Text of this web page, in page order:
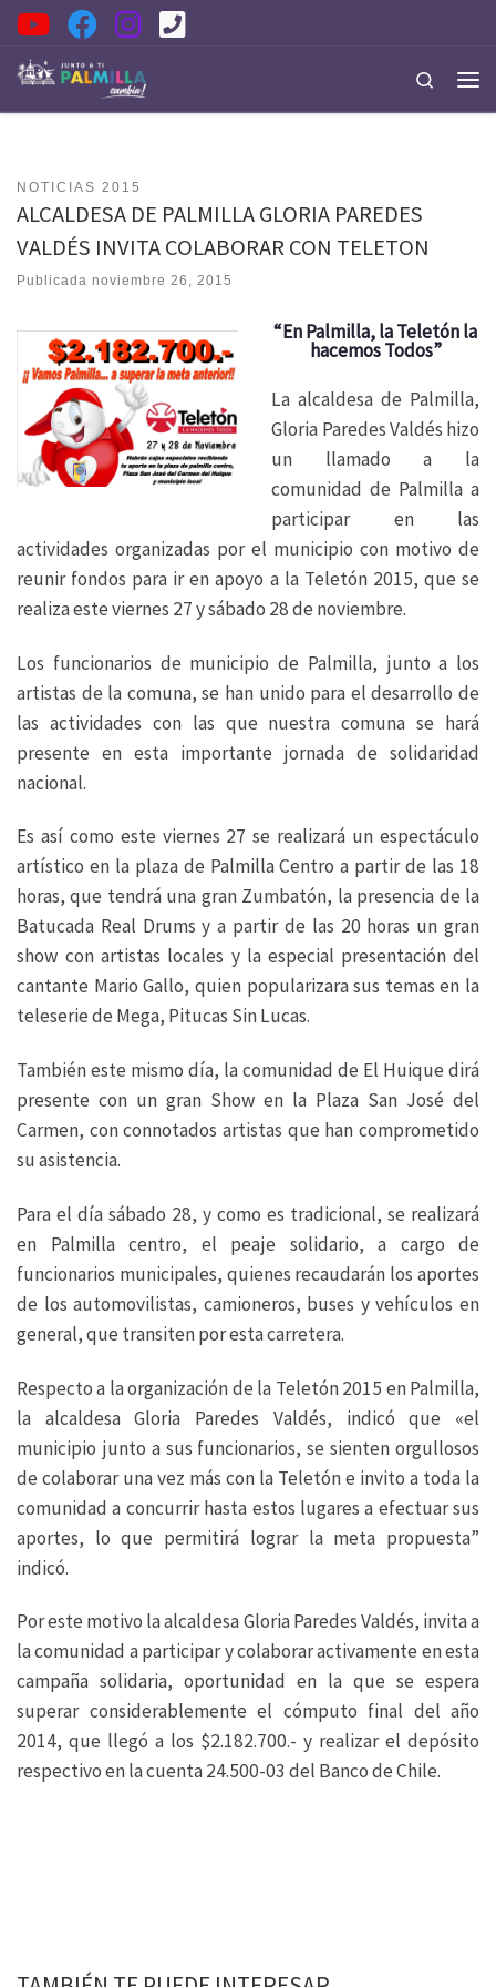
Saltar al contenido
Search
NOTICIAS 2015
ALCALDESA DE PALMILLA GLORIA PAREDES
VALDÉS INVITA COLABORAR CON TELETON
Publicada noviembre 26, 2015
“En Palmilla, la Teletón la
hacemos Todos”
La alcaldesa de Palmilla,
Gloria Paredes Valdés hizo
un llamado a la
comunidad de Palmilla a
participar en las
actividades organizadas por el municipio con motivo de
reunir fondos para ir en apoyo a la Teletón 2015, que se
realiza este viernes 27 y sábado 28 de noviembre.
Los funcionarios de municipio de Palmilla, junto a los
artistas de la comuna, se han unido para el desarrollo de
las actividades con las que nuestra comuna se hará
presente en esta importante jornada de solidaridad
nacional.
Es así como este viernes 27 se realizará un espectáculo
artístico en la plaza de Palmilla Centro a partir de las 18
horas, que tendrá una gran Zumbatón, la presencia de la
Batucada Real Drums y a partir de las 20 horas un gran
show con artistas locales y la especial presentación del
cantante Mario Gallo, quien popularizara sus temas en la
teleserie de Mega, Pitucas Sin Lucas.
También este mismo día, la comunidad de El Huique dirá
presente con un gran Show en la Plaza San José del
Carmen, con connotados artistas que han comprometido
su asistencia.
Para el día sábado 28, y como es tradicional, se realizará
en Palmilla centro, el peaje solidario, a cargo de
funcionarios municipales, quienes recaudarán los aportes
de los automovilistas, camioneros, buses y vehículos en
general, que transiten por esta carretera.
Respecto a la organización de la Teletón 2015 en Palmilla,
la alcaldesa Gloria Paredes Valdés, indicó que «el
municipio junto a sus funcionarios, se sienten orgullosos
de colaborar una vez más con la Teletón e invito a toda la
comunidad a concurrir hasta estos lugares a efectuar sus
aportes, lo que permitirá lograr la meta propuesta”
indicó.
Por este motivo la alcaldesa Gloria Paredes Valdés, invita a
la comunidad a participar y colaborar activamente en esta
campaña solidaria, oportunidad en la que se espera
superar considerablemente el cómputo final del año
2014, que llegó a los $2.182.700.- y realizar el depósito
respectivo en la cuenta 24.500-03 del Banco de Chile.